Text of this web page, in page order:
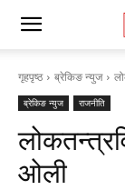
गृहपृष्ठ ब्रेकिङ न्युज
ब्रेकिङ न्युज राजनीति
ओली